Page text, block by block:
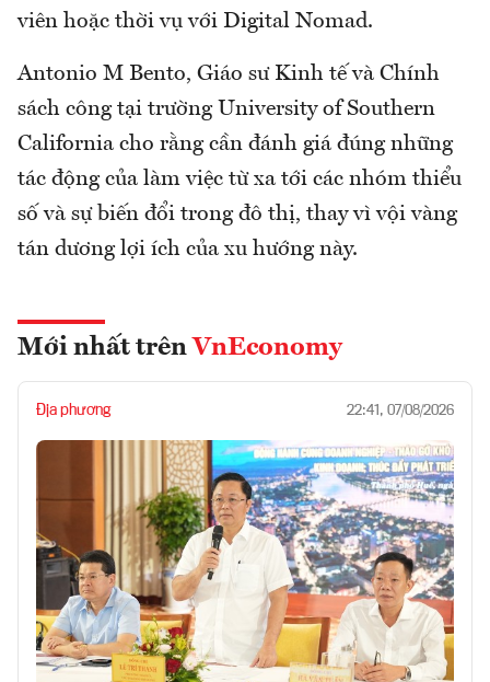
viên hoặc thời vụ với Digital Nomad.
Antonio M Bento, Giáo sư Kinh tế và Chính
sách công tại trường University of Southern
California cho rằng cần đánh giá đúng những
tác động của làm việc từ xa tới các nhóm thiểu
số và sự biến đổi trong đô thị, thay vì vội vàng
tán dương lợi ích của xu hướng này.
Mới nhất trên VnEconomy
Địa phương 22:41, 07/08/2026